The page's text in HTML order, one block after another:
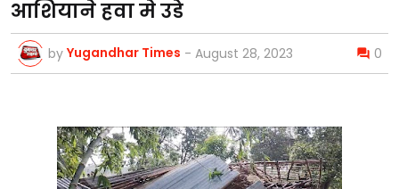
आशियाने हवा मे उडे
by Yugandhar Times - August 28, 2023 0